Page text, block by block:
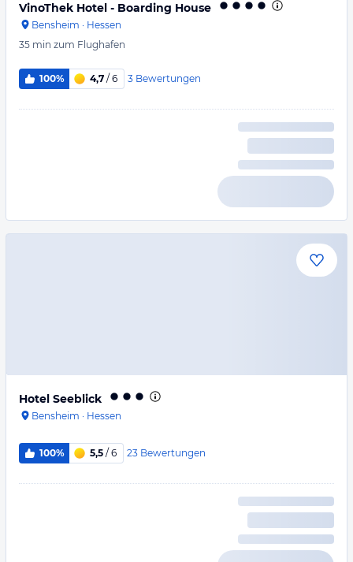
VinoThek Hotel - Boarding House
Bensheim · Hessen
35 min zum Flughafen
100% 4,7 / 6 3 Bewertungen
Hotel Seeblick
Bensheim · Hessen
100% 5,5 / 6 23 Bewertungen